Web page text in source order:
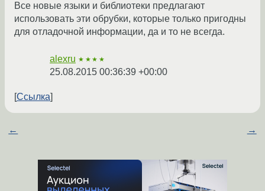
Все новые языки и библиотеки предлагают
использовать эти обрубки, которые только пригодны
для отладочной информации, да и то не всегда.
alexru ★★★★
25.08.2015 00:36:39 +00:00
Ссылка
← →